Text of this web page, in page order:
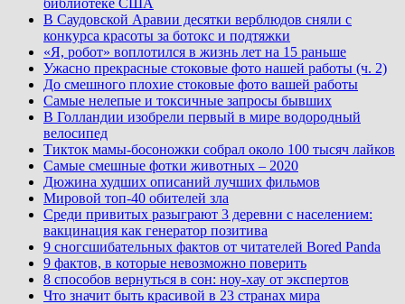
В Саудовской Аравии десятки верблюдов сняли с
конкурса красоты за ботокс и подтяжки
«Я, робот» воплотился в жизнь лет на 15 раньше
Ужасно прекрасные стоковые фото нашей работы (ч. 2)
До смешного плохие стоковые фото вашей работы
Самые нелепые и токсичные запросы бывших
В Голландии изобрели первый в мире водородный
велосипед
Тикток мамы-босоножки собрал около 100 тысяч лайков
Самые смешные фотки животных – 2020
Дюжина худших описаний лучших фильмов
Мировой топ-40 обителей зла
Среди привитых разыграют 3 деревни с населением:
вакцинация как генератор позитива
9 сногсшибательных фактов от читателей Bored Panda
9 фактов, в которые невозможно поверить
8 способов вернуться в сон: ноу-хау от экспертов
Что значит быть красивой в 23 странах мира